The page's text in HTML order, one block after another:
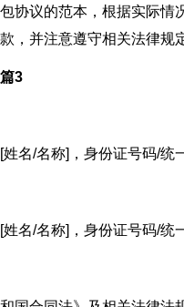
协议的范本，根据实际
，并注意遵守相关法律规
3
名/名称]，身份证号码/统
名/名称]，身份证号码/统